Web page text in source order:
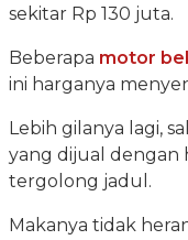
sekitar Rp 130 juta.
Beberapa motor
ini harganya
Lebih gilanya lagi,
yang dijual dengan
tergolong jadul.
Makanya tidak